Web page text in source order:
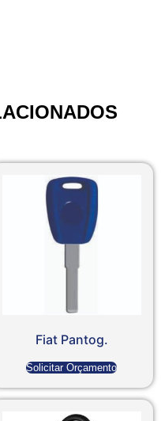
Fiat Pantog.
Solicitar Orçamento